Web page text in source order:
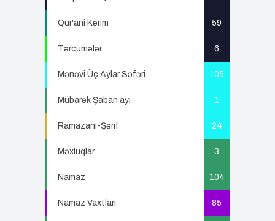
Qur'ani Kərim 59
Tərcümələr 6
Mənəvi Üç Aylar Səfəri 105
Mübarək Şaban ayı 1
Ramazani-Şərif 24
Məxluqlar 3
Namaz 104
Namaz Vaxtları 85